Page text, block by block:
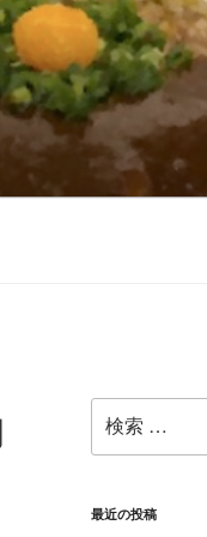
索:
最近の投稿